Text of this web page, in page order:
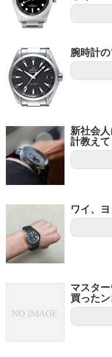
腕時計
新社会
計教えて
ワイ、
マスタ
買った